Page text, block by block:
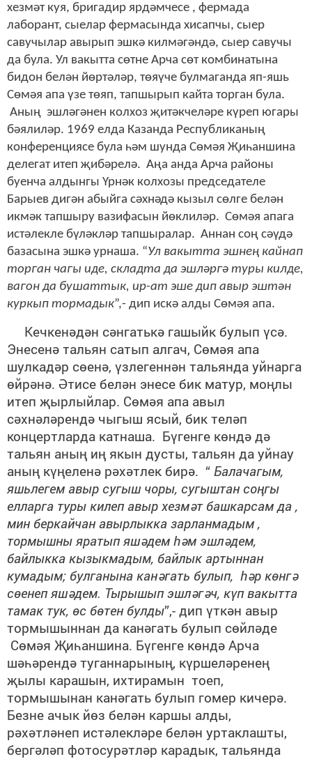
хезмәт куя, бригадир ярдәмчесе , фермада
лаборант, сыелар фермасында хисапчы, сыер
савучылар авырып эшкә килмәгәндә, сыер савучы
да була. Ул вакытта сөтне Арча сөт комбинатына
бидон белән йөртәләр, төяүче булмаганда яп-яшь
Сөмәя апа үзе төяп, тапшырып кайта торган була.
Аның эшләгәнен колхоз җитәкчеләре күреп югары
бәялиләр. 1969 елда Казанда Республиканың
конференциясе була һәм шунда Сөмәя Җиһаншина
делегат итеп җибәрелә. Аңа анда Арча районы
буенча алдынгы Үрнәк колхозы председателе
Барыев дигән абыйга сәхнәдә кызыл сөлге белән
икмәк тапшыру вазифасын йөклиләр. Сөмәя апага
истәлекле бүләкләр тапшыралар. Аннан соң сәүдә
базасына эшкә урнаша. “Ул вакытта эшнең кайнап
торган чагы иде, складта да эшләргә туры килде,
вагон да бушаттык, ир-ат эше дип авыр эштән
куркып тормадык”,- дип искә алды Сөмәя апа.
Кечкенәдән сәнгатькә гашыйк булып үсә.
Энесенә тальян сатып алгач, Сөмәя апа
шулкадәр сөенә, үзлегеннән тальянда уйнарга
өйрәнә. Әтисе белән энесе бик матур, моңлы
итеп җырлыйлар. Сөмәя апа авыл
сәхнәләрендә чыгыш ясый, бик теләп
концертларда катнаша. Бүгенге көндә дә
тальян аның иң якын дусты, тальян да уйнау
аның күңеленә рәхәтлек бирә. “ Балачагым,
яшьлегем авыр сугыш чоры, сугыштан соңгы
елларга туры килеп авыр хезмәт башкарсам да ,
мин беркайчан авырлыкка зарланмадым ,
тормышны яратып яшәдем һәм эшләдем,
байлыкка кызыкмадым, байлык артыннан
кумадым; булганына канәгать булып, һәр көнгә
сөенеп яшәдем. Тырышып эшләгәч, күп вакытта
тамак тук, өс бөтен булды”,- дип үткән авыр
тормышыннан да канәгать булып сөйләде
Сөмәя Җиһаншина. Бүгенге көндә Арча
шәһәрендә туганнарының, күршеләренең
җылы карашын, ихтирамын тоеп,
тормышынан канәгать булып гомер кичерә.
Безне ачык йөз белән каршы алды,
рәхәтләнеп истәлекләре белән уртаклашты,
бергәләп фотосурәтләр карадык, тальянда